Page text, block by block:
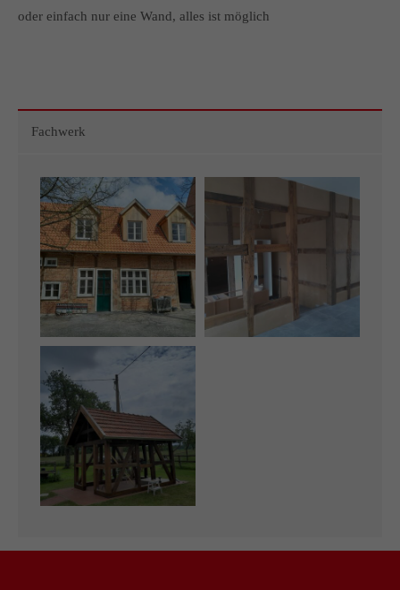
info@yourdomain.com
Lorem ipsum dolor sit amet, consectetuer adipiscing elit.
Aenean commodo ligula eget dolor. Aenean massa. Cum
sociis natoque penatibus et magnis dis parturient montes,
nascetur ridiculus mus. Donec quam felis, ultricies nec.
oder einfach nur eine Wand, alles ist möglich
Fachwerk